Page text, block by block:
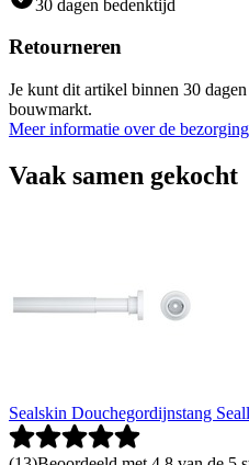
30 dagen bedenktijd
Retourneren
Je kunt dit artikel binnen 30
bouwmarkt.
Meer informatie over de bezorging
Vaak samen gekocht
Sealskin Douchegordijnstang